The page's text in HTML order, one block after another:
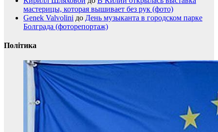
мастерицы, которая вышивает без рук (фото)
Genek Valvolini до День музыканта в городском парке
Болграда (фоторепортаж)
Політика